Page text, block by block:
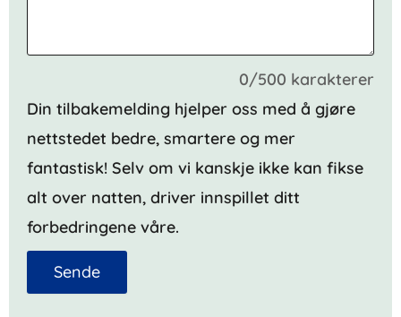
0/500 karakterer
Din tilbakemelding hjelper oss med å gjøre
nettstedet bedre, smartere og mer
fantastisk! Selv om vi kanskje ikke kan fikse
alt over natten, driver innspillet ditt
forbedringene våre.
Sende